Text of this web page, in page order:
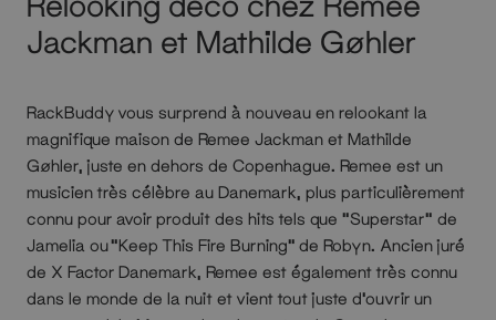
Jackman et Mathilde Gøhler
RackBuddy vous surprend à nouveau en relookant la
magnifique maison de Remee Jackman et Mathilde
Gøhler, juste en dehors de Copenhague. Remee est un
musicien très célèbre au Danemark, plus particulièrement
connu pour avoir produit des hits tels que "Superstar" de
Jamelia ou “Keep This Fire Burning” de Robyn. Ancien juré
de X Factor Danemark, Remee est également très connu
dans le monde de la nuit et vient tout juste d'ouvrir un